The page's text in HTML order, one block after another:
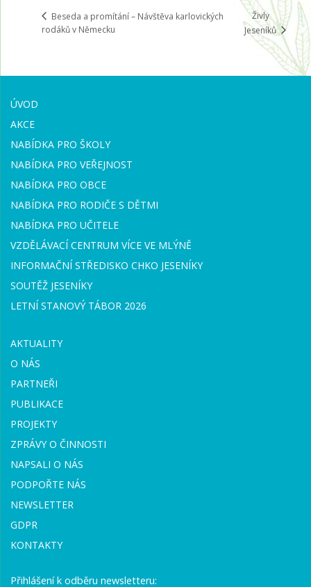
Beseda a promítání – Návštěva karlovických
rodáků v Německu
Živly
Jeseníků
ÚVOD
AKCE
NABÍDKA PRO ŠKOLY
NABÍDKA PRO VEŘEJNOST
NABÍDKA PRO OBCE
NABÍDKA PRO RODIČE S DĚTMI
NABÍDKA PRO UČITELE
VZDĚLÁVACÍ CENTRUM VÍCE VE MLÝNĚ
INFORMAČNÍ STŘEDISKO CHKO JESENÍKY
SOUTĚŽ JESENÍKY
LETNÍ STANOVÝ TÁBOR 2026
AKTUALITY
O NÁS
PARTNEŘI
PUBLIKACE
PROJEKTY
ZPRÁVY O ČINNOSTI
NAPSALI O NÁS
PODPOŘTE NÁS
NEWSLETTER
GDPR
KONTAKTY
Přihlášení k odběru newsletteru: